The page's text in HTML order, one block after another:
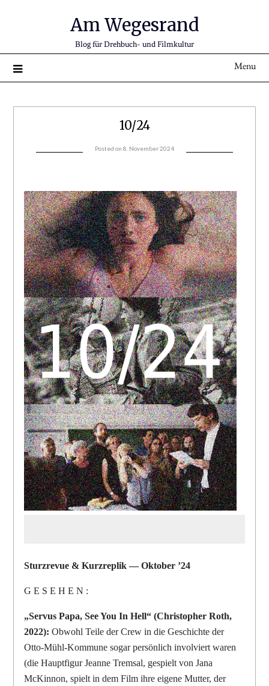
Am Wegesrand
Blog für Drehbuch- und Filmkultur
Menu
10/24
Posted on 8. November 2024
Sturzrevue & Kurzreplik — Oktober ’24
G E S E H E N :
„Servus Papa, See You In Hell“ (Christopher Roth,
2022): Obwohl Teile der Crew in die Geschichte der
Otto-Mühl-Kommune sogar persönlich involviert waren
(die Hauptfigur Jeanne Tremsal, gespielt von Jana
McKinnon, spielt in dem Film ihre eigene Mutter, der